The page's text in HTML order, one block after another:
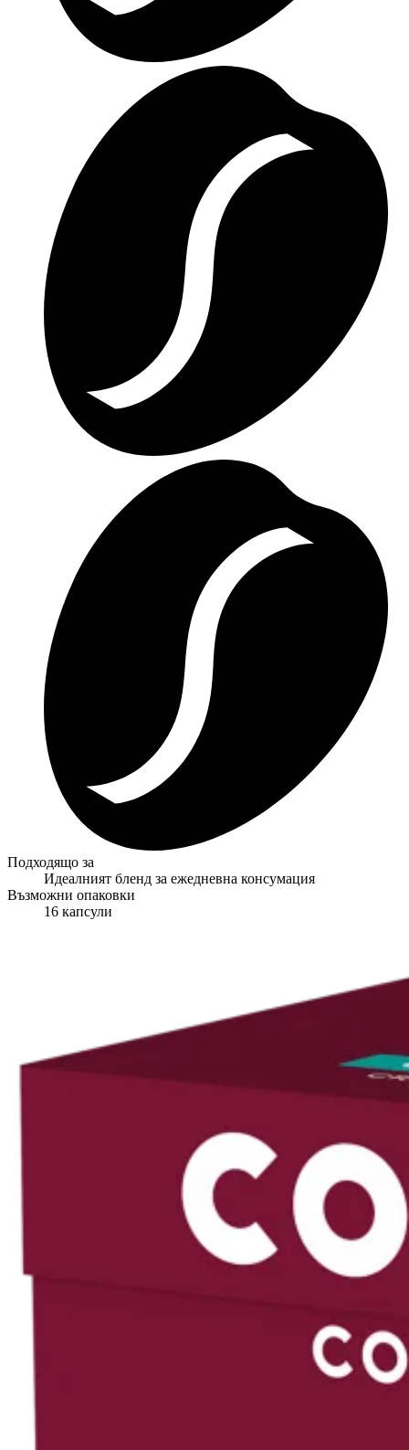
Подходящо за
Идеалният бленд за ежедневна консумация
Възможни опаковки
16 капсули